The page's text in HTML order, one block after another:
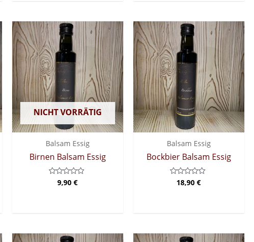
NICHT VORRÄTIG
Balsam Essig
Birnen Balsam Essig
Bewertet
9,90€
Balsam Essig
Bockbier Balsam Essig
Bewertet
18,90€